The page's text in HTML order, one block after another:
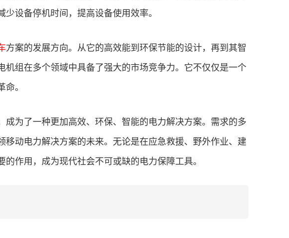
设备停机时间，提高设备使用效率。
方案的发展方向。从它的高效能到环保节能的设计，再到其智
组在多个领域中具备了强大的市场竞争力。它不仅仅是一个
。
为了一种更加高效、环保、智能的电力解决方案。需求的多
动电力解决方案的未来。无论是在应急救援、野外作业、建
作用，成为现代社会不可或缺的电力保障工具。